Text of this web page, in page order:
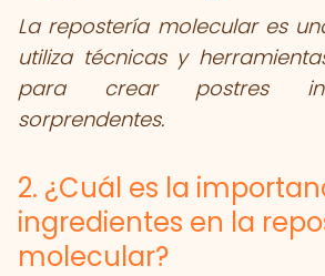
La repostería molecular es
utiliza técnicas y
para crear postres
sorprendentes.
2. ¿Cuál es la
ingredientes en la
molecular?